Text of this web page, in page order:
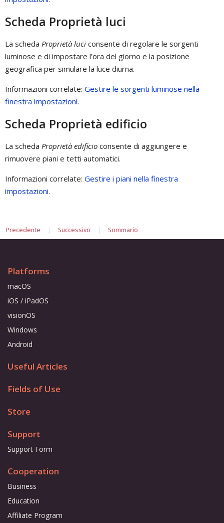
Scheda Proprietà luci
La scheda Proprietà luci consente di regolare le sorgenti
luminose e di impostare l’ora del giorno e la posizione
geografica per simulare la luce diurna.
Informazioni correlate: Gestire le sorgenti luminose nella
finestra impostazioni.
Scheda Proprietà edificio
La scheda Proprietà edificio consente di aggiungere e
rimuovere piani e tetti automatici.
Informazioni correlate: Gestire i piani nella finestra
impostazioni.
Precedente | Successivo | Sommario
Platforms
macOS
iOS / iPadOS
visionOS
Windows
Android
Useful Articles
Fields of Use
Store
Support
Support Form
Cooperation
Business
Education
Affiliate Program